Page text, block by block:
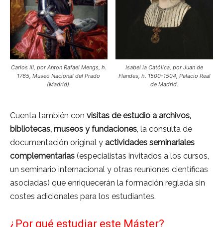
Carlos III, por Anton Rafael Mengs, h.
1765, Museo Nacional del Prado
(Madrid).
Isabel la Católica, por Juan de
Flandes, h. 1500-1504, Palacio Real
de Madrid.
Cuenta también con visitas de estudio a archivos,
bibliotecas, museos y fundaciones, la consulta de
documentación original y actividades seminariales
complementarias (especialistas invitados a los cursos,
un seminario internacional y otras reuniones científicas
asociadas) que enriquecerán la formación reglada sin
costes adicionales para los estudiantes.
¿Por qué estudiar este Máster?